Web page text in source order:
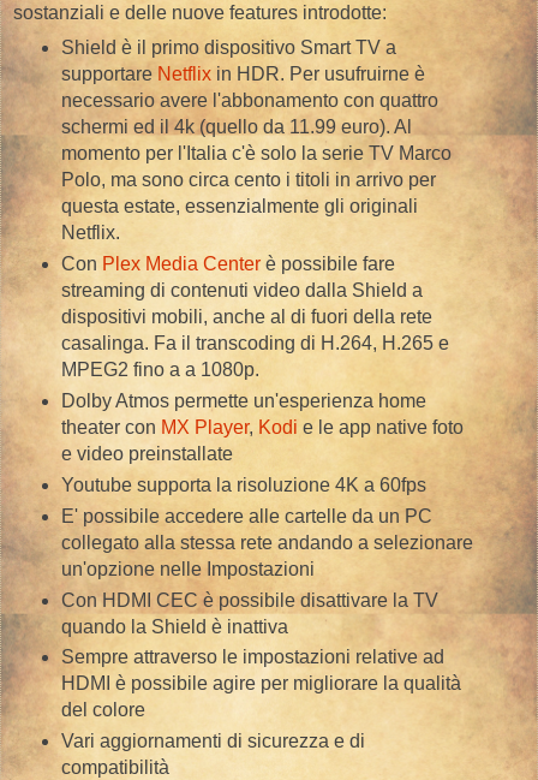
sostanziali e delle nuove features introdotte:
Shield è il primo dispositivo Smart TV a
supportare Netflixin HDR. Per usufruirne è
necessario avere l'abbonamento con quattro
schermi ed il 4k (quello da 11.99 euro). Al
momento per l'Italia c'è solo la serie TV Marco
Polo, ma sono circa cento i titoli in arrivo per
questa estate, essenzialmente gli originali
Netflix.
Con Plex Media Centerè possibile fare
streaming di contenuti video dalla Shield a
dispositivi mobili, anche al di fuori della rete
casalinga. Fa il transcoding di H.264, H.265 e
MPEG2 fino a a 1080p.
Dolby Atmos permette un'esperienza home
theater con MX Player, Kodi e le app native foto
e video preinstallate
Youtube supporta la risoluzione 4K a 60fps
E' possibile accedere alle cartelle da un PC
collegato alla stessa rete andando a selezionare
un'opzione nelle Impostazioni
Con HDMI CEC è possibile disattivare la TV
quando la Shield è inattiva
Sempre attraverso le impostazioni relative ad
HDMI è possibile agire per migliorare la qualità
del colore
Vari aggiornamenti di sicurezza e di
compatibilità